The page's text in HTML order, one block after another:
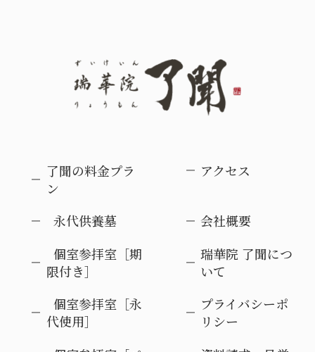
了聞の料金プラ
ン
永代供養墓
個室参拝室［期
限付き］
個室参拝室［永
代使用］
アクセス
会社概要
瑞華院 了聞につ
いて
プライバシーポ
リシー